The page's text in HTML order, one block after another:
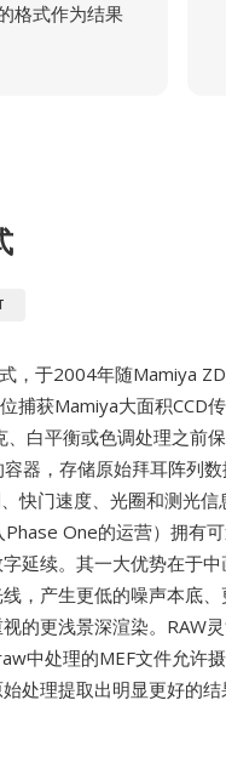
格式作为结果
，于2004年随Mamiya
捕获Mamiya大面积CCD
白平衡或色调处理之前
器，存储原始拜耳阵列
快门速度、光圈和测光信
One的运营）拥有
延续。其一大优势在于
，产生更低的噪声本底
的更浅景深渲染。RAW
中处理的MEF文件允许
处理提取出明显更好的结